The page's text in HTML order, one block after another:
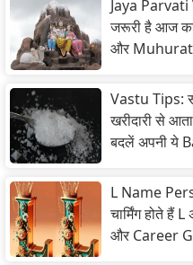
Jaya Parvati
जरूरी है आज का
और Muhurat
Vastu Tips:
खरीदारी से
बदलें अपनी ये
L Name
चार्मिंग होते हैं
और Career